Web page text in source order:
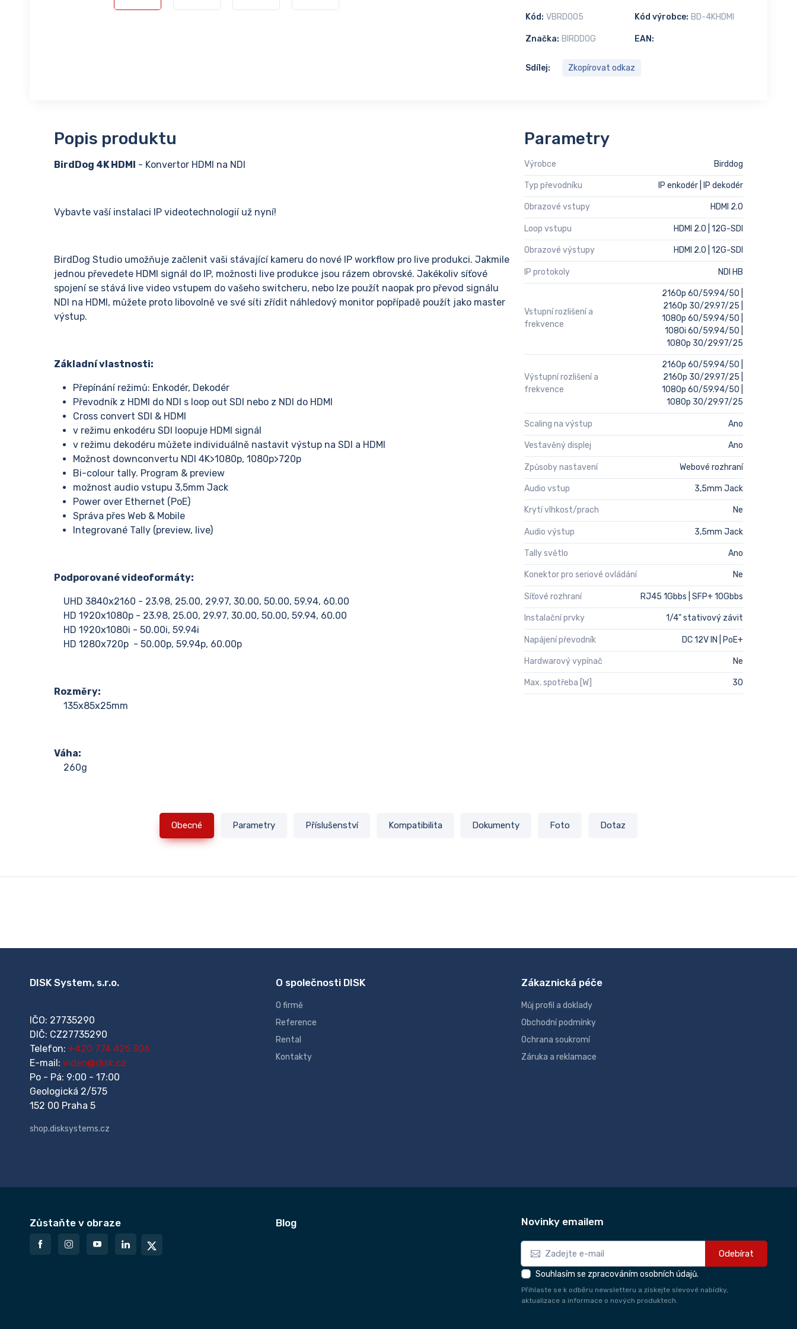
Kód: VBRD005 Kód výrobce: BD-4KHDMI
EAN:
Značka: BIRDDOG
Sdílej: Zkopírovat odkaz
Popis produktu
BirdDog 4K HDMI - Konvertor HDMI na NDI
Vybavte vaší instalaci IP videotechnologií už nyní!
BirdDog Studio umožňuje začlenit vaši stávající kameru do nové IP workflow pro live produkci. Jakmile
jednou převedete HDMI signál do IP, možnosti live produkce jsou rázem obrovské. Jakékoliv síťové
spojení se stává live video vstupem do vašeho switcheru, nebo lze použít naopak pro převod signálu
NDI na HDMI, můžete proto libovolně ve své síti zřídit náhledový monitor popřípadě použít jako master
výstup.
Základní vlastnosti:
Přepínání režimů: Enkodér, Dekodér
Převodník z HDMI do NDI s loop out SDI nebo z NDI do HDMI
Cross convert SDI & HDMI
v režimu enkodéru SDI loopuje HDMI signál
v režimu dekodéru můžete individuálně nastavit výstup na SDI a HDMI
Možnost downconvertu NDI 4K>1080p, 1080p>720p
Bi-colour tally. Program & preview
možnost audio vstupu 3,5mm Jack
Power over Ethernet (PoE)
Správa přes Web & Mobile
Integrované Tally (preview, live)
Podporované videoformáty:
UHD 3840x2160 - 23.98, 25.00, 29.97, 30.00, 50.00, 59.94, 60.00
HD 1920x1080p - 23.98, 25.00, 29.97, 30.00, 50.00, 59.94, 60.00
HD 1920x1080i - 50.00i, 59.94i
HD 1280x720p - 50.00p, 59.94p, 60.00p
Rozměry:
135x85x25mm
Váha:
260g
Parametry
Výrobce Birddog
Typ převodníku IP enkodér | IP dekodér
Obrazové vstupy HDMI 2.0
Loop vstupu HDMI 2.0 | 12G-SDI
Obrazové výstupy HDMI 2.0 | 12G-SDI
IP protokoly NDI HB
Vstupní rozlišení a
frekvence
2160p 60/59.94/50 |
2160p 30/29.97/25 |
1080p 60/59.94/50 |
1080i 60/59.94/50 |
1080p 30/29.97/25
Výstupní rozlišení a
frekvence
2160p 60/59.94/50 |
2160p 30/29.97/25 |
1080p 60/59.94/50 |
1080p 30/29.97/25
Scaling na výstup Ano
Vestavěný displej Ano
Způsoby nastavení Webové rozhraní
Audio vstup 3,5mm Jack
Krytí vlhkost/prach Ne
Audio výstup 3,5mm Jack
Tally světlo Ano
Konektor pro seriové ovládání Ne
Síťové rozhraní RJ45 1Gbbs | SFP+ 10Gbbs
Instalační prvky 1/4" stativový závit
Napájení převodník DC 12V IN | PoE+
Hardwarový vypínač Ne
Max. spotřeba [W] 30
Obecné Parametry Příslušenství Kompatibilita Dokumenty Foto Dotaz
DISK System, s.r.o.
IČO: 27735290
DIČ: CZ27735290
Telefon: +420 774 425 306
E-mail: video@disk.cz
Po - Pá: 9:00 - 17:00
Geologická 2/575
152 00 Praha 5
shop.disksystems.cz
O společnosti DISK
O firmě
Reference
Rental
Kontakty
Zákaznická péče
Můj profil a doklady
Obchodní podmínky
Ochrana soukromí
Záruka a reklamace
Zůstaňte v obraze Blog Novinky emailem
Odebírat
Souhlasím se zpracováním osobních údajů.
Přihlaste se k odběru newsletteru a získejte slevové nabídky,
aktualizace a informace o nových produktech.